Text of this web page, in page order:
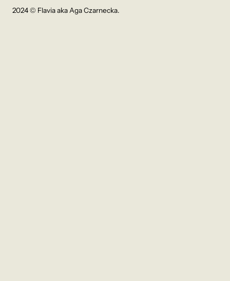
2024 © Flavia aka Aga Czarnecka.